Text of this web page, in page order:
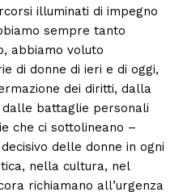
illuminati di impegno
sempre tanto
abbiamo voluto
di donne di ieri e di oggi,
dei diritti, dalla
battaglie personali
che ci sottolineano –
delle donne in ogni
nella cultura, nel
richiamano all’urgenza